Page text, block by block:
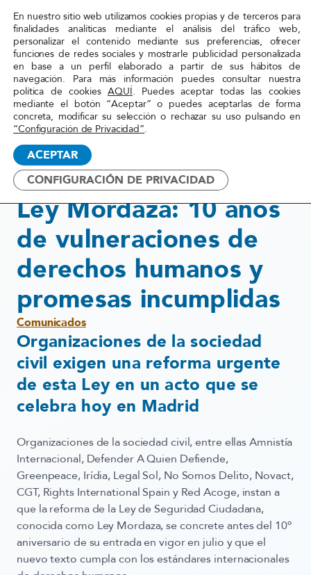
Red
Acoge
Inicio»Actualidad» Ley Mordaza: 10 años de
vulneraciones de derechos
humanos y promesas
28 marzo, 2025
Ley Mordaza: 10 años
de vulneraciones de
derechos humanos y
promesas incumplidas
Comunicados
Organizaciones de la sociedad
civil exigen una reforma urgente
de esta Ley en un acto que se
celebra hoy en Madrid
Organizaciones de la sociedad civil, entre ellasAmnistía
Internacional, Defender A Quien Defiende,
Greenpeace, Irídia, Legal Sol, No Somos Delito, Novact,
CGT, Rights International Spain y Red Acoge, instan a
que la reforma de la Ley de Seguridad Ciudadana,
conocida como Ley Mordaza, se concrete antes del 10º
aniversario de su entrada en vigor en julio y que el
nuevo texto cumpla con los estándares internacionales
En nuestro sitio web utilizamos cookies propias y de terceros para
finalidades analíticas mediante el análisis del tráfico web,
personalizar el contenido mediante sus preferencias, ofrecer
funciones de redes sociales y mostrarle publicidad personalizada
en base a un perfil elaborado a partir de sus hábitos de
navegación. Para más información puedes consultar nuestra
política de cookiesAQUÍ. Puedes aceptar todas las cookies
mediante el botón “Aceptar” o puedes aceptarlas de forma
concreta, modificar su selección o rechazar su uso pulsando en
“Configuración de Privacidad”.
ACEPTAR
CONFIGURACIÓN DE PRIVACIDAD